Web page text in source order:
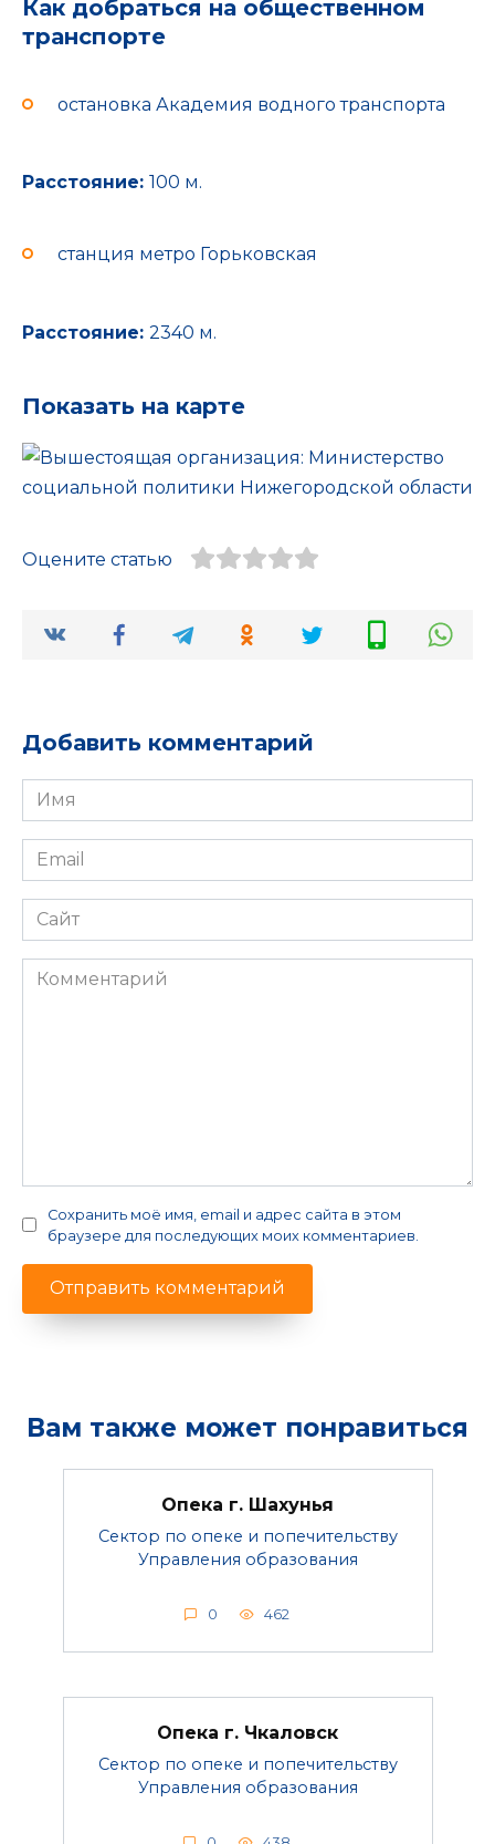
Как добраться на общественном
транспорте
остановка Академия водного транспорта
Расстояние: 100 м.
станция метро Горьковская
Расстояние: 2340 м.
Показать на карте
Оцените статью
Добавить комментарий
Имя
*
Email
*
Сайт
Комментарий
Сохранить моё имя, email и адрес сайта в этом
браузере для последующих моих комментариев.
Вам также может понравиться
Опека г. Шахунья
Сектор по опеке и попечительству
Управления образования
0 462
Опека г. Чкаловск
Сектор по опеке и попечительству
Управления образования